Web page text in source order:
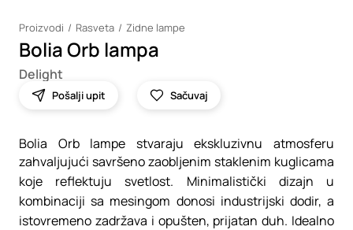
Proizvodi Rasveta Zidne lampe
Bolia Orb lampa
Delight
Pošalji upit Sačuvaj
Bolia Orb lampe stvaraju ekskluzivnu atmosferu
zahvaljujući savršeno zaobljenim staklenim kuglicama
koje reflektuju svetlost. Minimalistički dizajn u
kombinaciji sa mesingom donosi industrijski dodir, a
istovremeno zadržava i opušten, prijatan duh. Idealno